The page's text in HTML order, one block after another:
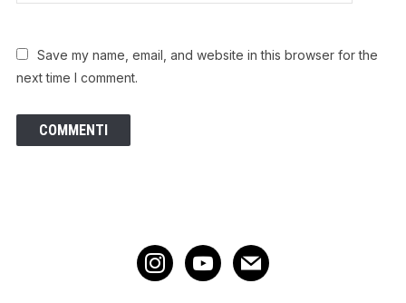
Save my name, email, and website in this browser for the
next time I comment.
instagramyoutubemail